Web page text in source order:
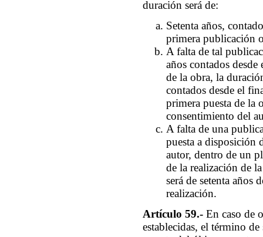
duración será de:
Setenta años,
primera publicación
A falta de tal
años contados
de la obra, la
contados desde el
primera puesta de la
consentimiento del
A falta de una
puesta a disposición
autor, dentro de un
de la realización de
será de setenta años
realización.
Artículo 59.- En caso de
establecidas, el término de